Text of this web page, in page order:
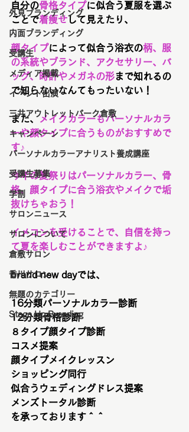
外見ブランディング
内面ブランディング
受講生
メディア掲載
イベント出演
三井アウトレットパーク倉敷
キャンペーン
パーソナルカラーアナリスト養成講座
受講生募集
学割
サロンニュース
サロンについて
倉敷サロン
香川サロン
無題のカテゴリー
Stage Up Branding
自分の骨格タイプに似合う夏服を選ぶ
ことで着痩せして見えたり、
顔タイプによって似合う浴衣の柄、服
の系統やブランド、アクセサリー、バ
ッグ、時計やメガネの形まで知れるの
で知らないなんてもったいない！
また、メイクカラーもパーソナルカラ
ーや顔タイプに合うものがおすすめで
す♪
今年の夏祭りはパーソナルカラー、骨
格、顔タイプに合う浴衣やメイクで垢
抜けちゃおう！
イメコンを受けることで、自信を持っ
て夏を楽しむことができますよ♪
brand new dayでは、
16分類パーソナルカラー診断
12分類骨格診断
８タイプ顔タイプ診断
コスメ提案
顔タイプメイクレッスン
ショッピング同行
似合うウェディングドレス提案
メンズトータル診断
を承っております＾＾